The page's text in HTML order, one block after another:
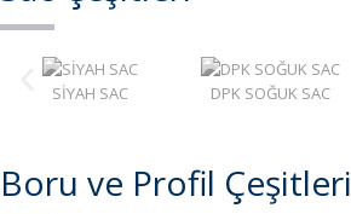
SİYAH SAC DPK SOĞUK SAC
Boru ve Profil Çeşitleri